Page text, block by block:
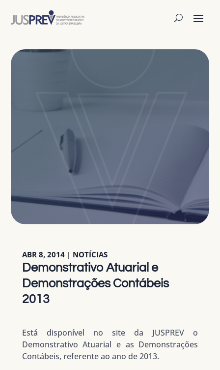
Demonstrativo Atuarial e
Demonstrações Contábeis
2013
ABR 8, 2014| NOTÍCIAS
Está disponível no site da JUSPREV o
Demonstrativo Atuarial e as Demonstrações
Contábeis, referente ao ano de 2013.